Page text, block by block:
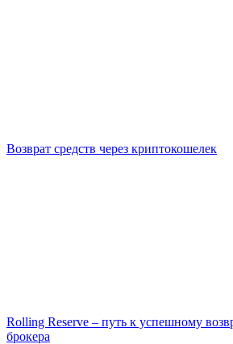
Возврат средств через криптокошелек
Rolling Reserve – путь к успешному
брокера